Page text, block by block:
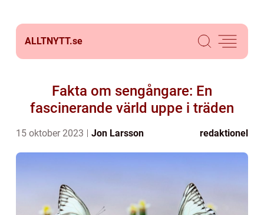
ALLTNYTT.se
Fakta om sengångare: En
fascinerande värld uppe i träden
15 oktober 2023 Jon Larsson redaktionel